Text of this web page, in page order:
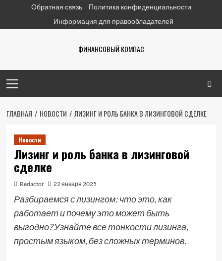
содержимому
Обратная связь
Политика конфиденциальности
Информация для правообладателей
ФИНАНСОВЫЙ КОМПАС
меню
ГЛАВНАЯ НОВОСТИ ЛИЗИНГ И РОЛЬ БАНКА В ЛИЗИНГОВОЙ СДЕЛКЕ
Новости
Лизинг и роль банка в лизинговой
сделке
Redactor 22 января 2025
Разбираемся с лизингом: что это, как
работает и почему это может быть
выгодно? Узнайте все тонкости лизинга,
простым языком, без сложных терминов.